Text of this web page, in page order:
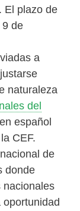
El plazo de
9 de
a
naturaleza
del
español
CEF.
de
donde
nacionales